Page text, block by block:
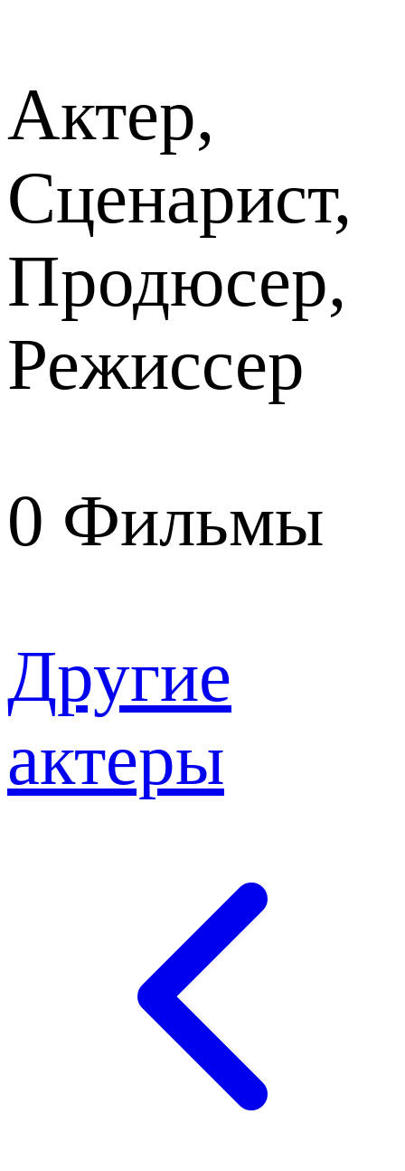
Актер,
Сценарист,
Продюсер,
Режиссер
0 Фильмы
Другие
актеры